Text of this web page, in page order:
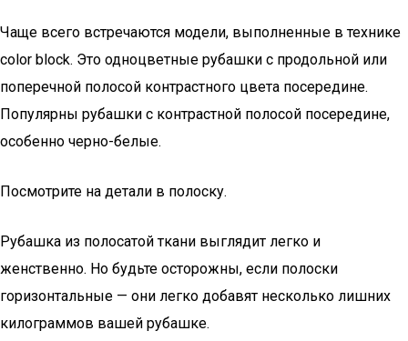
Чаще всего встречаются модели, выполненные в технике
color block. Это одноцветные рубашки с продольной или
поперечной полосой контрастного цвета посередине.
Популярны рубашки с контрастной полосой посередине,
особенно черно-белые.
Посмотрите на детали в полоску.
Рубашка из полосатой ткани выглядит легко и
женственно. Но будьте осторожны, если полоски
горизонтальные — они легко добавят несколько лишних
килограммов вашей рубашке.